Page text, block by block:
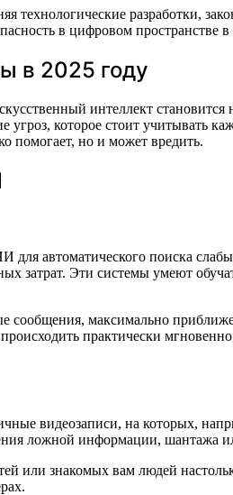
разработки,
в цифровом пространстве в
в 2025 году
интеллект
которое стоит учитывать
помогает, но и может вредить.
автоматического поиска
затрат. Эти системы умеют
сообщения, максимально
практически
видеозаписи, на которых,
ложной информации,
или знакомых вам людей